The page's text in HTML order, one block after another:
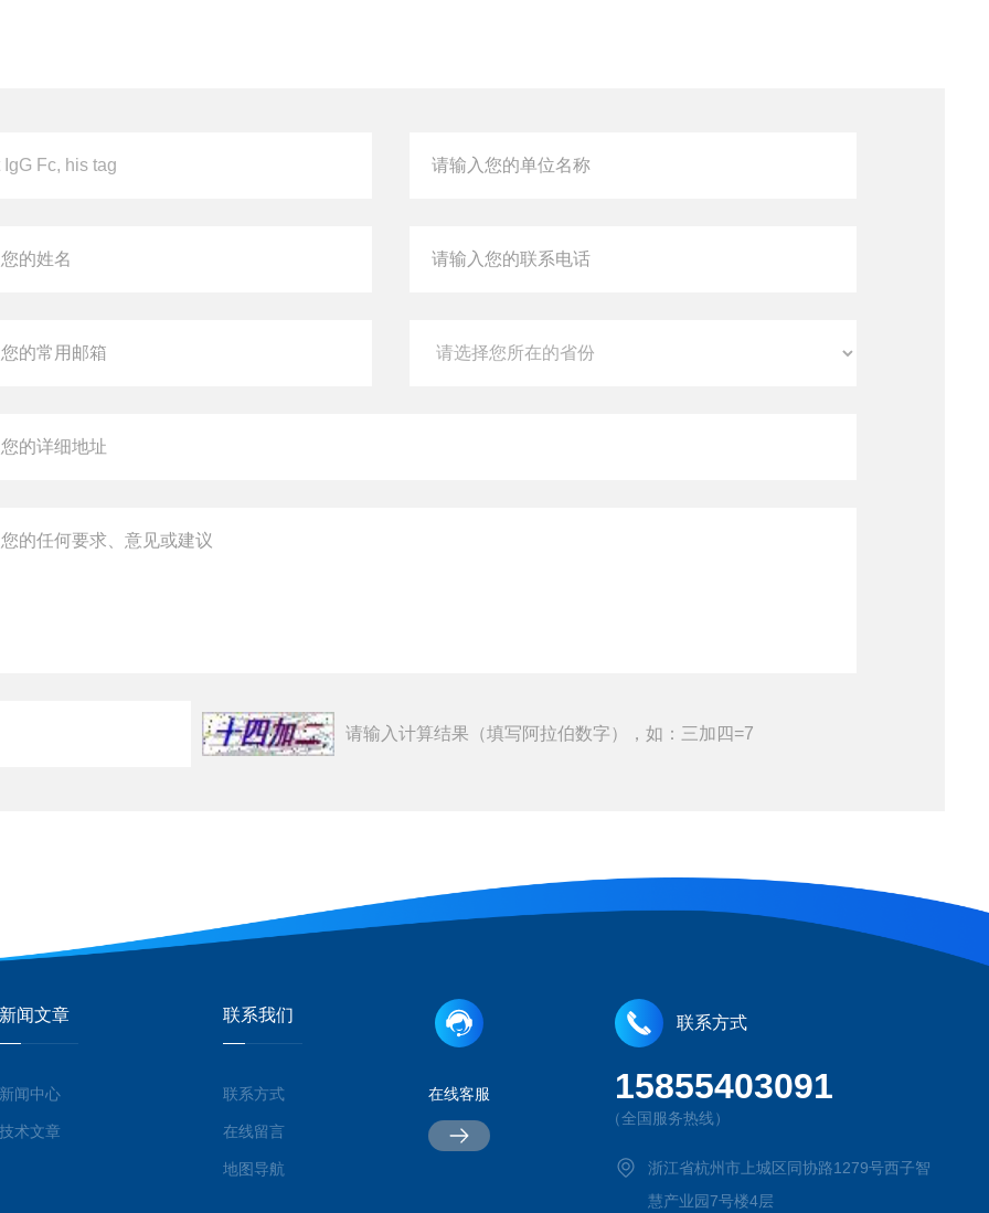
请输入计算结果（填写阿拉伯数字），如：三加四=7
新闻文章
新闻中心
技术文章
联系我们
联系方式
在线留言
地图导航
在线客服
联系方式
15855403091
（全国服务热线）
浙江省杭州市上城区同协路1279号西子智
慧产业园7号楼4层